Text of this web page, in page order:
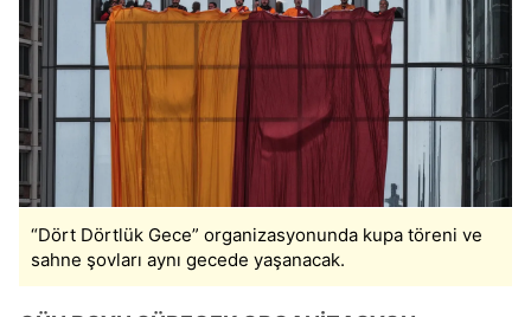
“Dört Dörtlük Gece” organizasyonunda kupa töreni ve
sahne şovları aynı gecede yaşanacak.